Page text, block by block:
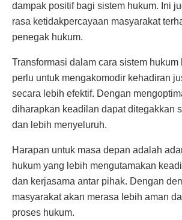
dampak positif bagi sistem hukum. Ini
rasa ketidakpercayaan masyarakat
penegak hukum.
Transformasi dalam cara sistem hukum
perlu untuk mengakomodir kehadiran
secara lebih efektif. Dengan
diharapkan keadilan dapat ditegakkan
dan lebih menyeluruh.
Harapan untuk masa depan adalah
hukum yang lebih mengutamakan
dan kerjasama antar pihak. Dengan
masyarakat akan merasa lebih aman
proses hukum.